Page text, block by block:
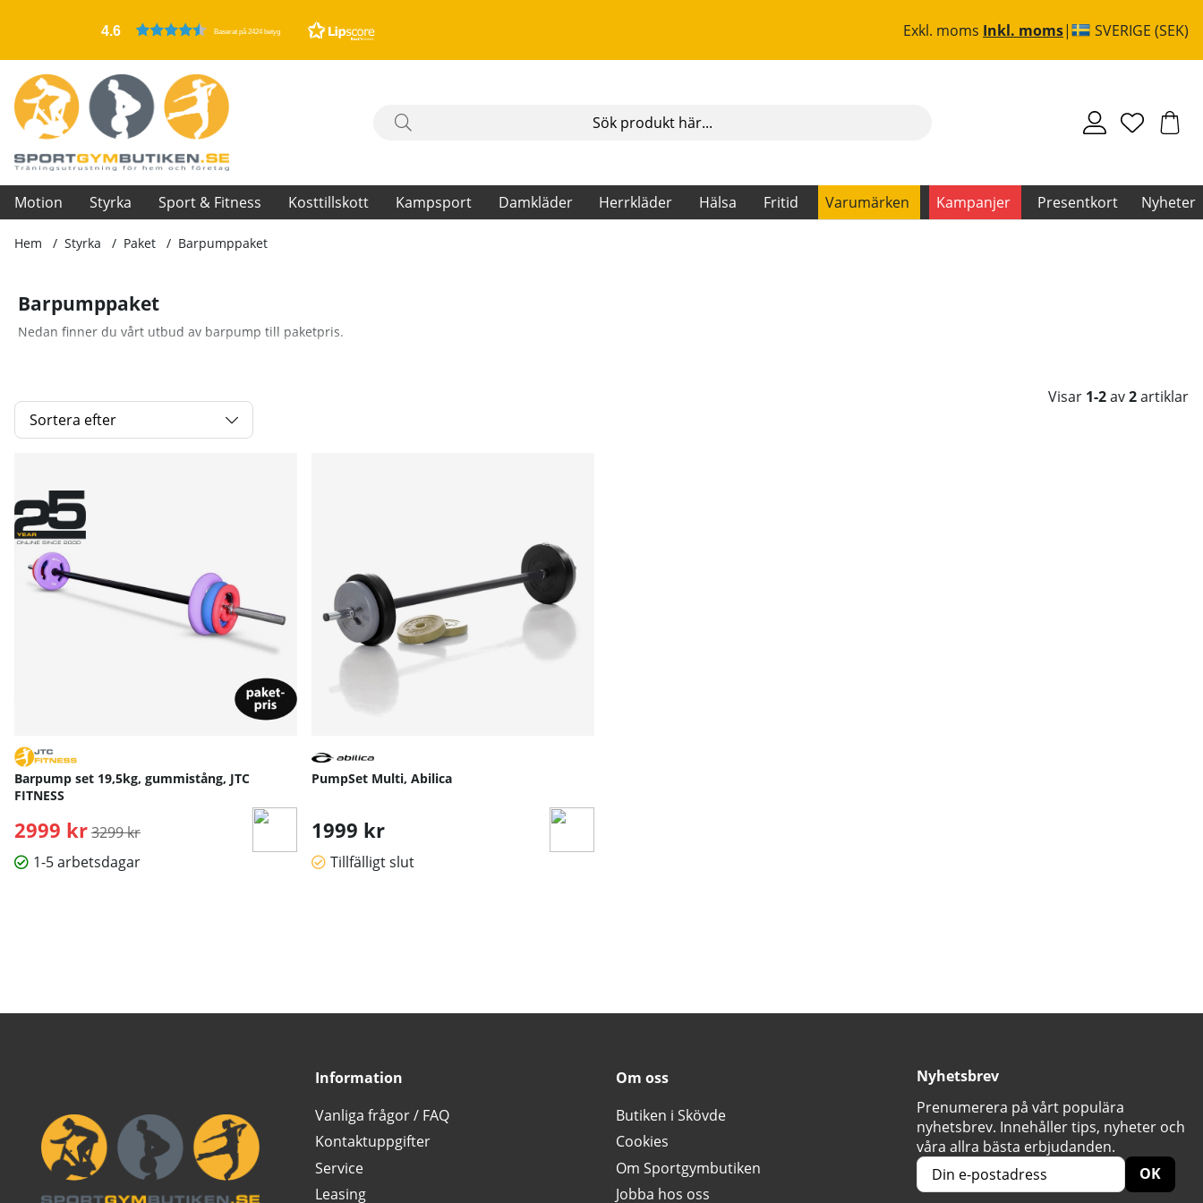
4.6 Baserat på 2424 betyg Exkl. moms Inkl. moms SVERIGE (SEK)
Motion Styrka Sport & Fitness Kosttillskott Kampsport Damkläder Herrkläder Hälsa Fritid Varumärken Kampanjer Presentkort Nyheter
Hem Styrka Paket Barpumppaket
Barpumppaket
Nedan finner du vårt utbud av barpump till paketpris.
Sortera efter
Visar 1-2av2artiklar
Barpump set 19,5kg, gummistång, JTC
FITNESS
2999 kr Ordinarie pris:
3299 kr
1-5 arbetsdagar
PumpSet Multi, Abilica
1999 kr
Tillfälligt slut
Information
Vanliga frågor / FAQ
Kontaktuppgifter
Service
Leasing
Om oss
Butiken i Skövde
Cookies
Om Sportgymbutiken
Jobba hos oss
Nyhetsbrev
Prenumerera på vårt populära
nyhetsbrev. Innehåller tips, nyheter och
våra allra bästa erbjudanden.
OK